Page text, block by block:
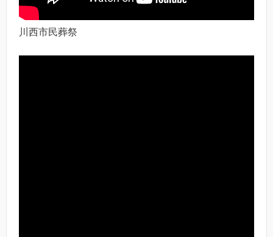
川西市民葬祭